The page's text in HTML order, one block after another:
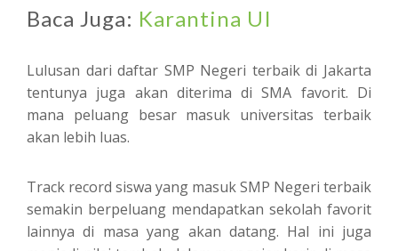
Baca Juga: Karantina UI
Lulusan dari daftar SMP Negeri terbaik di Jakarta
tentunya juga akan diterima di SMA favorit. Di
mana peluang besar masuk universitas terbaik
akan lebih luas.
Track record siswa yang masuk SMP Negeri terbaik
semakin berpeluang mendapatkan sekolah favorit
lainnya di masa yang akan datang. Hal ini juga